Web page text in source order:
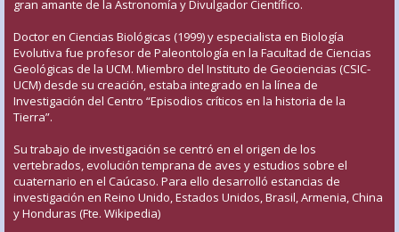
gran amante de la Astronomía y Divulgador Científico.
Doctor en Ciencias Biológicas (1999) y especialista en Biología
Evolutiva fue profesor de Paleontología en la Facultad de Ciencias
Geológicas de la UCM. Miembro del Instituto de Geociencias (CSIC-
UCM) desde su creación, estaba integrado en la línea de
Investigación del Centro “Episodios críticos en la historia de la
Tierra”.
Su trabajo de investigación se centró en el origen de los
vertebrados, evolución temprana de aves y estudios sobre el
cuaternario en el Caúcaso. Para ello desarrolló estancias de
investigación en Reino Unido, Estados Unidos, Brasil, Armenia, China
y Honduras (Fte. Wikipedia)